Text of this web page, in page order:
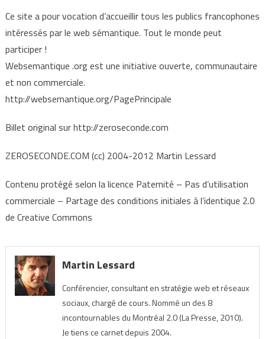
Ce site a pour vocation d’accueillir tous les publics francophones
intéressés par le web sémantique. Tout le monde peut
participer !
Websemantique .org est une initiative ouverte, communautaire
et non commerciale.
http://websemantique.org/PagePrincipale
Billet original sur http://zeroseconde.com
ZEROSECONDE.COM (cc) 2004-2012 Martin Lessard
Contenu protégé selon la licence Paternité – Pas d’utilisation
commerciale – Partage des conditions initiales à l’identique 2.0
de Creative Commons
Martin Lessard
Conférencier, consultant en stratégie web et réseaux
sociaux, chargé de cours. Nommé un des 8
incontournables du Montréal 2.0 (La Presse, 2010).
Je tiens ce carnet depuis 2004.